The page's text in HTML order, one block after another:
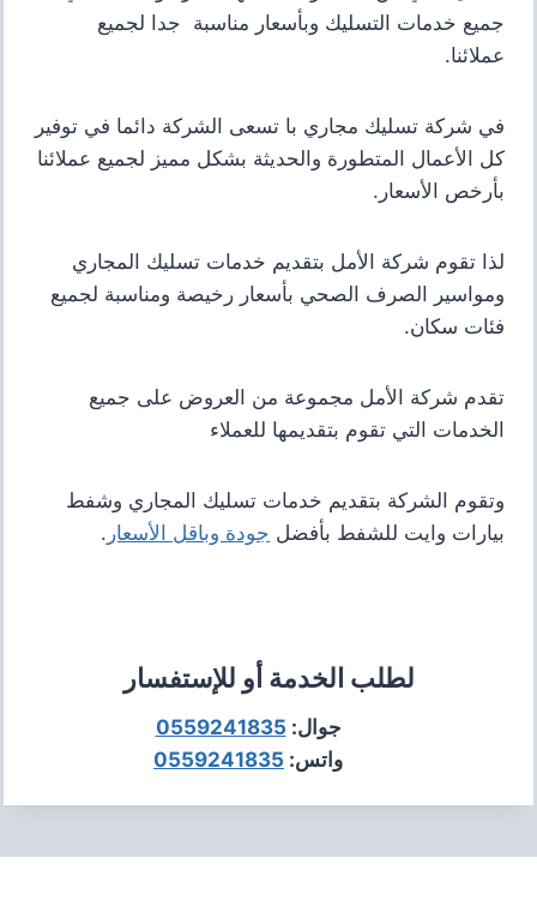
جميع خدمات التسليك وبأسعار مناسبة جدا لجميع
عملائنا.
في شركة تسليك مجاري با تسعى الشركة دائما في توفير
كل الأعمال المتطورة والحديثة بشكل مميز لجميع عملائنا
بأرخص الأسعار.
لذا تقوم شركة الأمل بتقديم خدمات تسليك المجاري
ومواسير الصرف الصحي بأسعار رخيصة ومناسبة لجميع
فئات سكان.
تقدم شركة الأمل مجموعة من العروض على جميع
الخدمات التي تقوم بتقديمها للعملاء
وتقوم الشركة بتقديم خدمات تسليك المجاري وشفط
بيارات وايت للشفط بأفضل جودة وباقل الأسعار .
لطلب الخدمة أو للإستفسار
جوال: 0559241835
واتس: 0559241835